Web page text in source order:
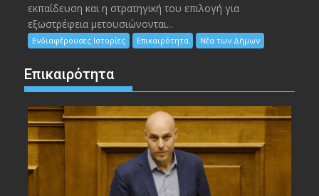
εκπαίδευση και η στρατηγική του επιλογή για
εξωστρέφεια μετουσιώνονται...
Ενδιαφέρουσες Ιστορίες Επικαιρότητα Νέα των Δήμων
Επικαιρότητα